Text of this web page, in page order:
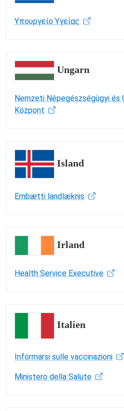
Υπουργείο Υγείας
Ungarn
Nemzeti Népegészségügyi és
Központ
Island
Embætti landlæknis
Irland
Health Service Executive
Italien
Informarsi sulle vaccinazioni
Ministero della Salute